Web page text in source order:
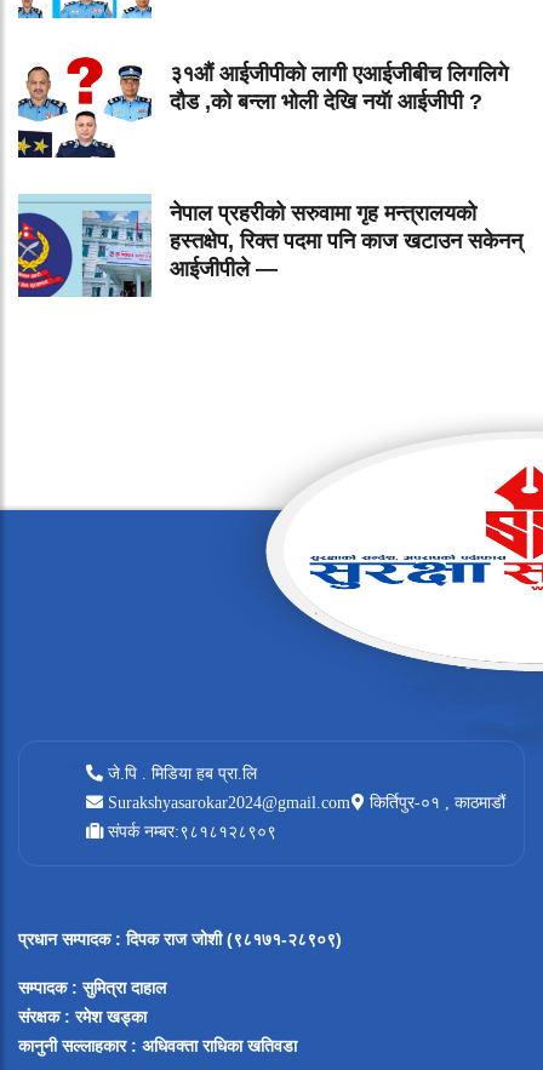
३१औं आईजीपीको लागी एआईजीबीच लिगलिगे
दौड ,को बन्ला भोली देखि नयॅा आईजीपी ?
नेपाल प्रहरीको सरुवामा गृह मन्त्रालयको
हस्तक्षेप, रिक्त पदमा पनि काज खटाउन सकेनन्
आईजीपीले —
जे.पि . मिडिया हब प्रा.लि
Surakshyasarokar2024@gmail.com
किर्तिपुर-०१ , काठमाडौं
संपर्क नम्बर:९८१८१२८९०९
प्रधान सम्पादक: दिपक राज जोशी (९८१७१-२८९०९)
सम्पादक : सुमित्रा दाहाल
संरक्षक : रमेश खड्का
कानुनी सल्लाहकार : अधिवक्ता राधिका खतिवडा